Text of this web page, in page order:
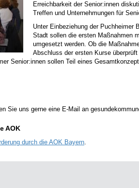
Erreichbarkeit der Senior:innen
Treffen und Unternehmungen für
Unter Einbeziehung der Puchheimer
Stadt sollen die ersten Maßnahmen
umgesetzt werden. Ob die
Abschluss der ersten Kurse
Senior:innen sollen Teil eines
Sie uns gerne eine E-Mail an
AOK
durch die AOK Bayern.